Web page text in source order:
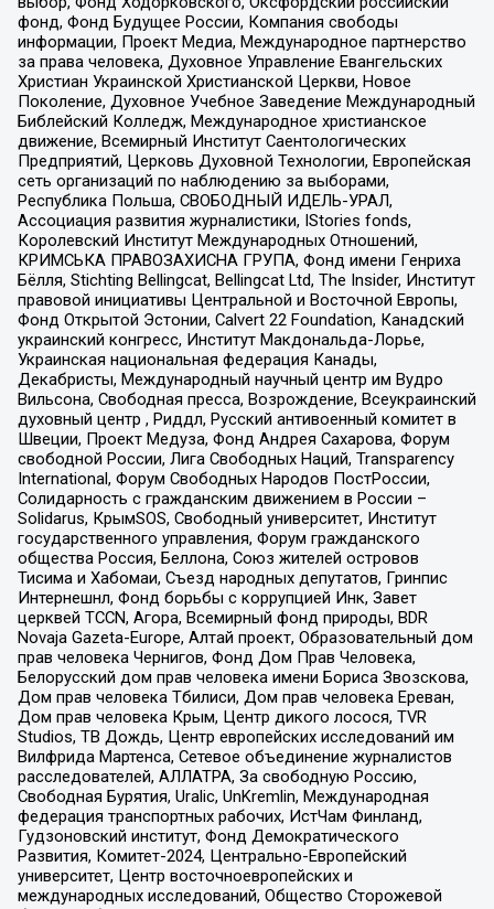
фонд, Фонд Будущее России, Компания свободы
информации, Проект Медиа, Международное партнерство
за права человека, Духовное Управление Евангельских
Христиан Украинской Христианской Церкви, Новое
Поколение, Духовное Учебное Заведение Международный
Библейский Колледж, Международное христианское
движение, Всемирный Институт Саентологических
Предприятий, Церковь Духовной Технологии, Европейская
сеть организаций по наблюдению за выборами,
Республика Польша, СВОБОДНЫЙ ИДЕЛЬ-УРАЛ,
Ассоциация развития журналистики, IStories fonds,
Королевский Институт Международных Отношений,
КРИМСЬКА ПРАВОЗАХИСНА ГРУПА, Фонд имени Генриха
Бёлля, Stichting Bellingcat, Bellingcat Ltd, The Insider, Институт
правовой инициативы Центральной и Восточной Европы,
Фонд Открытой Эстонии, Calvert 22 Foundation, Канадский
украинский конгресс, Институт Макдональда-Лорье,
Украинская национальная федерация Канады,
Декабристы, Международный научный центр им Вудро
Вильсона, Свободная пресса, Возрождение, Всеукраинский
духовный центр , Риддл, Русский антивоенный комитет в
Швеции, Проект Медуза, Фонд Андрея Сахарова, Форум
свободной России, Лига Свободных Наций, Transparеncy
International, Форум Свободных Народов ПостРоссии,
Солидарность с гражданским движением в России –
Solidarus, КрымSOS, Свободный университет, Институт
государственного управления, Форум гражданского
общества Россия, Беллона, Союз жителей островов
Тисима и Хабомаи, Съезд народных депутатов, Гринпис
Интернешнл, Фонд борьбы с коррупцией Инк, Завет
церквей TCCN, Агора, Всемирный фонд природы, BDR
Novaja Gazeta-Europe, Алтай проект, Образовательный дом
прав человека Чернигов, Фонд Дом Прав Человека,
Белорусский дом прав человека имени Бориса Звозскова,
Дом прав человека Тбилиси, Дом прав человека Ереван,
Дом прав человека Крым, Центр дикого лосося, TVR
Studios, ТВ Дождь, Центр европейских исследований им
Вилфрида Мартенса, Сетевое объединение журналистов
расследователей, АЛЛАТРА, За свободную Россию,
Свободная Бурятия, Uralic, UnKremlin, Международная
федерация транспортных рабочих, ИстЧам Финланд,
Гудзоновский институт, Фонд Демократического
Развития, Комитет-2024, Центрально-Европейский
университет, Центр восточноевропейских и
международных исследований, Общество Сторожевой